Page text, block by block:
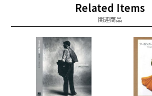
Related Items
関連商品